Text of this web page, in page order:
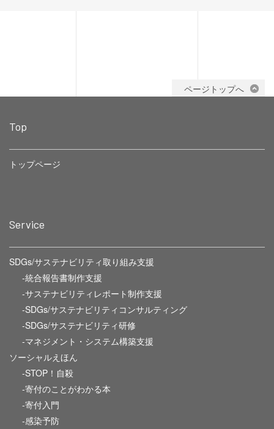
ページトップへ
Top
トップページ
Service
SDGs/サステナビリティ取り組み支援
-統合報告書制作支援
-サステナビリティレポート制作支援
-SDGs/サステナビリティコンサルティング
-SDGs/サステナビリティ研修
-マネジメント・システム構築支援
ソーシャルえほん
-STOP！自殺
-寄付のことがわかる本
-寄付入門
-感染予防